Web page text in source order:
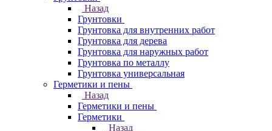
Назад
Грунтовки
Грунтовка для внутренних работ
Грунтовка для дерева
Грунтовка для наружных работ
Грунтовка по металлу
Грунтовка универсальная
Герметики и пены
Назад
Герметики и пены
Герметики
Назад